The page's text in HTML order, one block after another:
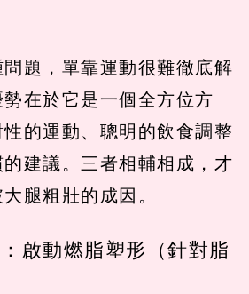
題，單靠運動很難徹底解
在於它是一個全方位方
的運動、聰明的飲食調整
建議。三者相輔相成，才
腿粗壯的成因。
啟動燃脂塑形（針對脂